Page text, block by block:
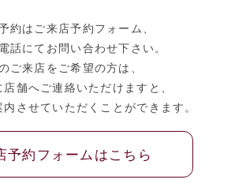
約はご来店予約フォーム、
話にてお問い合わせ下さい。
ご来店をご希望の方は、
店舗へご連絡いただけますと、
させていただくことができます。
予約フォームはこちら